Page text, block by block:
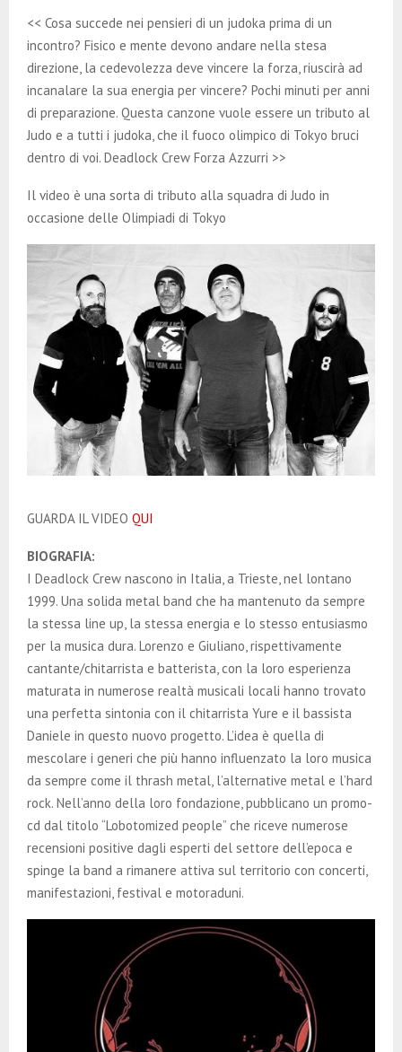
<< Cosa succede nei pensieri di un judoka prima di un
incontro? Fisico e mente devono andare nella stesa
direzione, la cedevolezza deve vincere la forza, riuscirà ad
incanalare la sua energia per vincere? Pochi minuti per anni
di preparazione. Questa canzone vuole essere un tributo al
Judo e a tutti i judoka, che il fuoco olimpico di Tokyo bruci
dentro di voi. Deadlock Crew Forza Azzurri >>
Il video è una sorta di tributo alla squadra di Judo in
occasione delle Olimpiadi di Tokyo
GUARDA IL VIDEO QUI
BIOGRAFIA:
I Deadlock Crew nascono in Italia, a Trieste, nel lontano
1999. Una solida metal band che ha mantenuto da sempre
la stessa line up, la stessa energia e lo stesso entusiasmo
per la musica dura. Lorenzo e Giuliano, rispettivamente
cantante/chitarrista e batterista, con la loro esperienza
maturata in numerose realtà musicali locali hanno trovato
una perfetta sintonia con il chitarrista Yure e il bassista
Daniele in questo nuovo progetto. L’idea è quella di
mescolare i generi che più hanno influenzato la loro musica
da sempre come il thrash metal, l’alternative metal e l’hard
rock. Nell’anno della loro fondazione, pubblicano un promo-
cd dal titolo “Lobotomized people” che riceve numerose
recensioni positive dagli esperti del settore dell’epoca e
spinge la band a rimanere attiva sul territorio con concerti,
manifestazioni, festival e motoraduni.